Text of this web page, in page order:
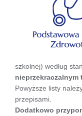
szkolnej) według
nieprzekraczalnym
Powyższe listy
przepisami.
Dodatkowo